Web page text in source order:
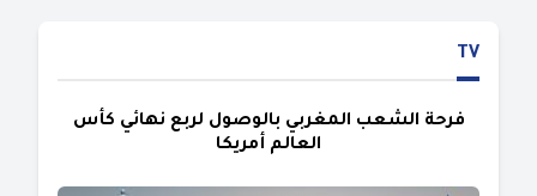
TV
فرحة الشعب المغربي بالوصول لربع نهائي كأس
العالم أمريكا